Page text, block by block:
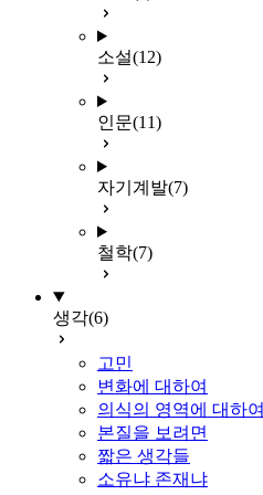
소설(12)
인문(11)
자기계발(7)
철학(7)
생각(6)
고민
변화에 대하여
의식의 영역에 대하여
본질을 보려면
짧은 생각들
소유냐 존재냐